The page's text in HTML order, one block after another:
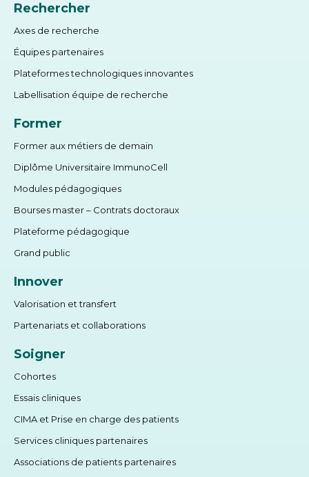
Rechercher
Axes de recherche
Équipes partenaires
Plateformes technologiques innovantes
Labellisation équipe de recherche
Former
Former aux métiers de demain
Diplôme Universitaire ImmunoCell
Modules pédagogiques
Bourses master – Contrats doctoraux
Plateforme pédagogique
Grand public
Innover
Valorisation et transfert
Partenariats et collaborations
Soigner
Cohortes
Essais cliniques
CIMA et Prise en charge des patients
Services cliniques partenaires
Associations de patients partenaires